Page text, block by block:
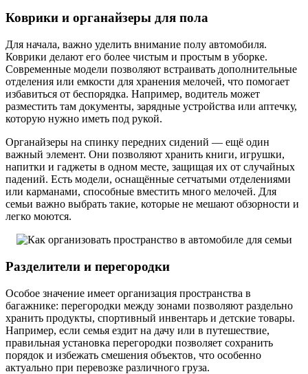
Коврики и органайзеры для пола
Для начала, важно уделить внимание полу автомобиля.
Коврики делают его более чистым и простым в уборке.
Современные модели позволяют встраивать дополнительные
отделения или емкости для хранения мелочей, что помогает
избавиться от беспорядка. Например, водитель может
разместить там документы, зарядные устройства или аптечку,
которую нужно иметь под рукой.
Органайзеры на спинку передних сидений — ещё один
важный элемент. Они позволяют хранить книги, игрушки,
напитки и гаджеты в одном месте, защищая их от случайных
падений. Есть модели, оснащённые сетчатыми отделениями
или карманами, способные вместить много мелочей. Для
семьи важно выбрать такие, которые не мешают обзорности и
легко моются.
Разделители и перегородки
Особое значение имеет организация пространства в
багажнике: перегородки между зонами позволяют раздельно
хранить продукты, спортивный инвентарь и детские товары.
Например, если семья ездит на дачу или в путешествие,
правильная установка перегородки позволяет сохранить
порядок и избежать смешения объектов, что особенно
актуально при перевозке различного груза.